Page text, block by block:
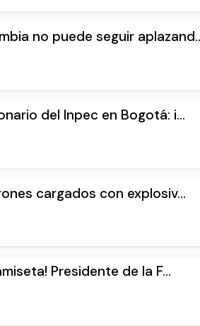
no puede seguir
del Inpec en Bogotá: i...
cargados con explosiv...
Presidente de la F...